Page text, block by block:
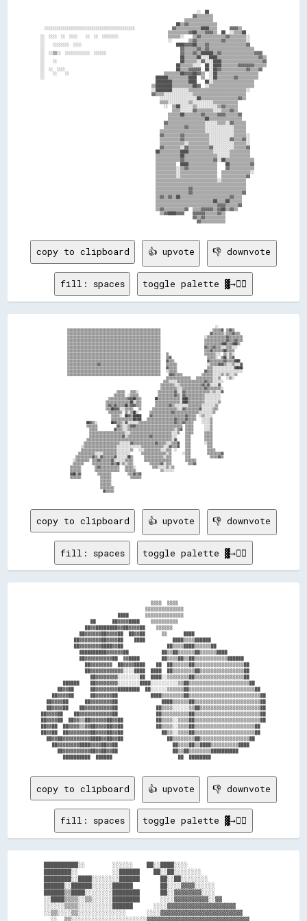
                                                                            ░░  ██
                                                                          ▓▓▒▒▒▒▒▒▒▒
                                                                      ▒▒▒▒▒▒▒▒▒▒▒▒▒▒
                                                                  ██▒▒▓▓▒▒▒▒▒▒▒▒▒▒▒▒▒▒
  ░░░░░░░░░░░░░░░░░░░░░░░░░░░░░░░░░░░░░░░░░░░░                  ▓▓▒▒▒▒▒▒▒▒▒▒▒▒████▒▒▒▒      ▓▓▓▓▒▒
                                                              ▒▒▒▒▒▒▒▒▒▒▓▓██▒▒▒▒▓▓▓▓▒▒  ██  ░░▒▒▒▒██
░░  ░░░░  ░░  ░░░░    ░░  ░░  ░░░░░░░░                        ▒▒▒▒▒▒░░    ▒▒▓▓▒▒▒▒▒▒▒▒▒▒▒▒▓▓▒▒▒▒▒▒▒▒░░
░░                                                            ░░        ▒▒▓▓▒▒▒▒▒▒▒▒▒▒▒▒▓▓▒▒▒▒▒▒▒▒▒▒░░
░░    ░░░░░░░░  ░░░░                                              ████▓▓▓▓██▒▒▒▒▓▓▒▒▒▒▒▒▒▒▒▒▒▒▒▒▒▒▒▒▓▓
░░                                                                  ▓▓▒▒▒▒▒▒▓▓▒▒▓▓▒▒▒▒▒▒▒▒▒▒▒▒▒▒▒▒▒▒▒▒▒▒
░░  ░░▒▒░░  ░░░░░░░░░░░░  ░░░░░░                                    ▓▓▒▒▒▒▓▓▒▒██████▒▒▓▓▒▒▒▒▒▒▒▒▒▒▒▒▒▒▒▒▓▓▓▓
░░                                                                  ██▒▒▒▒▒▒██░░░░████▒▒▒▒▒▒▒▒▒▒▒▒▒▒▒▒▒▒▒▒▓▓▒▒
░░    ░░                                                            ██▒▒▒▒▒▒░░▓▓░░░░████▒▒▒▒▒▒▒▒▒▒▒▒▒▒▒▒▒▒▒▒▓▓
░░                                                                ██▒▒▒▒▒▒░░░░  ██░░████▒▒▒▒▒▒▒▒▓▓▓▓▓▓▓▓▒▒▒▒▒▒
░░  ░░  ░░░░                                                      ██▒▒▒▒▓▓▓▓▓▓  ██░░██▓▓▒▒▒▒▒▒▒▒▒▒▒▒▓▓▒▒▒▒▓▓
░░    ░░    ░░                                              ▒▒▒▒▒▒▒▒██▓▓▓▓██▓▓▒▒  ░░██▒▒▒▒▒▒▒▒▒▒▒▒▒▒▒▒▒▒▒▒
░░                                                      ██████▒▒▒▒▒▒▒▒▒▒████  ▒▒  ░░██▒▒▒▒▒▒▒▒▓▓▒▒▒▒▒▒▒▒▒▒
                                                        ████████▒▒▒▒▒▒▒▒████    ██░░▒▒▒▒▒▒▒▒▒▒▒▒▒▒▒▒▒▒▒▒
                                                      ▒▒████████▒▒▒▒▒▒▒▒▒▒██▓▓  ░░▒▒▒▒▒▒▒▒▒▒▒▒▒▒▒▒▒▒▒▒▒▒
                                                      ░░████████░░░░░░░░▒▒▒▒▒▒▒▒▒▒▒▒▒▒▒▒▒▒▒▒▒▒▒▒▒▒▒▒░░
                                                      ▓▓▒▒▒▒░░░░░░░░░░░░░░▒▒▒▒▒▒▒▒▒▒▒▒▒▒▒▒▒▒▒▒▒▒▒▒▒▒
                                                          ░░░░░░░░░░░░░░░░░░██▒▒▒▒▒▒▒▒▒▒▒▒▒▒▒▒▒▒▓▓▒▒
                                                          ▒▒▒▒░░░░░░░░░░▒▒░░░░░░░░░░▒▒▒▒▒▒▒▒▒▒▒▒
                                                            ░░  ▒▒██░░░░░░▒▒░░░░░░░░░░▒▒▓▓▒▒▒▒▒▒
                                                                ▒▒▒▒░░░░░░▓▓▒▒▒▒▒▒▒▒░░░░▒▒▒▒▓▓▒▒
                                                              ▒▒▒▒▒▒██▒▒▒▒▒▒▒▒▓▓▒▒▒▒▒▒▓▓▓▓▒▒▒▒▒▒▓▓
                                                              ▒▒▒▒▒▒▒▒▒▒▒▒▒▒▒▒▒▒██▒▒▒▒▒▒▒▒▒▒▒▒▒▒▒▒
                                                            ▓▓▒▒▒▒▒▒▒▒▒▒▒▒▒▒▒▒▒▒░░░░░░▒▒▒▒░░▓▓▒▒▒▒▒▒
                                                            ▒▒▒▒▒▒▒▒▒▒▓▓▒▒▒▒▒▒▒▒░░░░░░░░░░░░░░▒▒▒▒▒▒
                                                          ▒▒▒▒▒▒▒▒▒▒▒▒▒▒▒▒▒▒▒▒▒▒░░░░░░░░░░░░░░▒▒▒▒▒▒
                                                          ▓▓▒▒▒▒▒▒▒▒▓▓▒▒▒▒▒▒▒▒▒▒▒▒░░░░░░░░░░░░▒▒▒▒▒▒░░
                                                          ▒▒▒▒▒▒▒▒▒▒▓▓▒▒▒▒▒▒▒▒▒▒▒▒░░░░░░░░░░▓▓▒▒▒▒▓▓░░
                                                          ▒▒▒▒▒▒▒▒▒▒▒▒░░▒▒▒▒▒▒▒▒▒▒░░░░░░░░░░░░▒▒▒▒▒▒░░
                                                          ▓▓▒▒▒▒▒▒▒▒░░▓▓▒▒▒▒▒▒▒▒▒▒▓▓░░░░░░░░░░▒▒▒▒▒▒▓▓
                                                        ██▒▒▒▒▒▒▒▒▒▒████▒▒▒▒▒▒▒▒▒▒▒▒░░░░░░░░▒▒▒▒▒▒▒▒▒▒
                                                        ▒▒▒▒▒▒▒▒▒▒▒▒██▒▒▒▒▒▒▒▒▒▒▒▒▒▒▒▒░░░░░░▒▒▒▒▒▒▒▒▒▒
                                                        ▒▒▒▒▒▒▒▒▒▒▒▒▓▓▒▒▒▒▒▒▒▒▒▒▒▒▒▒▓▓░░██▒▒▒▒▒▒▒▒▒▒▒▒▒▒
                                                        ▒▒▒▒▒▒▒▒▒▒  ████▒▒▒▒▒▒▒▒▒▒▒▒▒▒    ██▒▒▒▒▒▒▒▒▒▒▓▓
                                                        ▒▒▒▒▒▒▒▒▒▒░░▒▒▓▓▒▒▒▒▒▒▒▒▒▒▒▒▒▒    ▓▓▒▒▒▒▒▒▒▒▒▒▒▒
                                                        ▒▒▒▒▒▒▒▒▒▒░░▒▒▒▒▒▒▒▒▒▒▒▒▒▒▒▒▒▒  ▒▒▒▒▒▒▒▒▒▒▒▒▒▒░░
                                                        ▒▒▒▒▒▒▒▒▒▒░░▒▒▒▒▒▒▒▒▒▒▒▒▒▒▒▒▒▒  ▒▒▒▒▒▒▒▒▒▒▒▒▓▓
                                                        ▒▒▒▒▒▒▒▒▒▒▒▒▒▒▒▒▒▒▒▒▒▒▒▒▒▒▒▒▒▒░░▒▒▒▒▒▒▒▒▒▒▒▒
                                                        ▒▒▒▒▒▒▒▒▒▒▒▒▒▒▒▒▒▒▒▒▒▒▒▒▒▒▒▒▒▒▒▒▒▒▒▒▒▒▒▒▒▒▒▒
                                                        ▒▒▒▒▒▒▒▒▒▒▒▒▒▒▒▒▓▓▒▒▒▒▒▒▒▒▒▒▒▒▒▒▒▒▒▒▒▒▒▒▒▒▒▒
                                                        ▒▒▒▒▒▒▒▒▒▒▒▒▒▒▒▒▓▓▒▒▒▒▒▒▒▒▒▒▒▒▒▒▒▒▒▒▒▒▒▒▒▒▓▓
                                                        ▒▒▓▓▒▒▓▓▒▒██▒▒▒▒▒▒▒▒▒▒▒▒▒▒▒▒▒▒▒▒▒▒▒▒▓▓▒▒▒▒
                                                        ▒▒▒▒▒▒▒▒▒▒▒▒▒▒▒▒▒▒▒▒▒▒▒▒▒▒▒▒██▒▒▒▒██▒▒▒▒▒▒
                                                        ▒▒▒▒▒▒▒▒▒▒▒▒▒▒▒▒▒▒▒▒▒▒▒▒▒▒▒▒▒▒▓▓▓▓▒▒▒▒▒▒▓▓
                                                        ▒▒▓▓▒▒▒▒▒▒▒▒▒▒▓▓  ▒▒▒▒▓▓▓▓▓▓▒▒▓▓██▒▒▓▓▒▒
                                                          ▒▒▓▓████▓▓▓▓    ▓▓▓▓▓▓▒▒▒▒▒▒▓▓▒▒
                                                                          ▓▓▒▒▓▓▒▒▒▒▒▒▒▒▒▒
copy to clipboard 👍 upvote 👎 downvote
fill: spaces toggle palette ▓→✊🏽
  ▒▒▒▒▒▒▒▒▒▒▒▒▒▒▒▒▒▒▒▒▒▒▒▒▒▒▒▒▒▒▒▒▒▒▒▒▒▒▒▒▒▒▒▒▒▒▒▒▒▒▒▒▒▒▒▒▒▒▒▒▒▒▒▒▒▒▒▒                                      ▒▒▒▒▒▒▓▓  ▒▒▓▓▒▒
  ▒▒▒▒▒▒▒▒▒▒▒▒▒▒▒▒▒▒▒▒▒▒▒▒▒▒▒▒▒▒▒▒▒▒▒▒▒▒▒▒▒▒▒▒▒▒▒▒▒▒▒▒▒▒▒▒▒▒▒▒▒▒▒▒▒▒▒▒                                    ▓▓▒▒▒▒▒▒▒▒░░▒▒▒▒▓▓▒▒▒▒
  ▒▒▒▒▒▒▒▒▒▒▒▒▒▒▒▒▒▒▒▒▒▒▒▒▒▒▒▒▒▒▒▒▒▒▒▒▒▒▒▒▒▒▒▒▒▒▒▒▒▒▒▒▒▒▒▒▒▒▒▒▒▒▒▒▒▒▒▒                                ░░▒▒▒▒▒▒▒▒▒▒▒▒▒▒▓▓▒▒▒▒▒▒▒▒▒▒
  ▒▒▒▒▒▒▒▒▒▒▒▒▒▒▒▒▒▒▒▒▒▒▒▒▒▒▒▒▒▒▒▒▒▒▒▒▒▒▒▒▒▒▒▒▒▒▒▒▒▒▒▒▒▒▒▒▒▒▒▒▒▒▒▒▒▒▒▒                                ▒▒▒▒▒▒▒▒▒▒▒▒▒▒▒▒▓▓▒▒▒▒▓▓▒▒▒▒
  ▒▒▒▒▒▒▒▒▒▒▒▒▒▒▒▒▒▒▒▒▒▒▒▒▒▒▒▒▒▒▒▒▒▒▒▒▒▒▒▒▒▒▒▒▒▒▒▒▒▒▒▒▒▒▒▒▒▒▒▒▒▒▒▒▒▒▒▒                                ▒▒▒▒▒▒▒▒▒▒▒▒▓▓██▒▒▒▒▓▓██▒▒
  ▒▒▒▒▒▒▒▒▒▒▒▒▒▒▒▒▒▒▒▒▒▒▒▒▒▒▒▒▒▒▒▒▒▒▒▒▒▒▒▒▒▒▒▒▒▒▒▒▒▒▒▒▒▒▒▒▒▒▒▒▒▒▒▒▒▒▒▒                                ▓▓▒▒▒▒▓▓▒▒▒▒░░░░▒▒▒▒░░░░
  ▒▒▒▒▒▒▒▒▒▒▒▒▒▒▒▒▒▒▒▒▒▒▒▒▒▒▒▒▒▒▒▒▒▒▒▒▒▒▒▒▒▒▒▒▒▒▒▒▒▒▒▒▒▒▒▒▒▒▒▒▒▒▒▒▒▒▒▒                                ▒▒▒▒▓▓▒▒▒▒▒▒▒▒██▒▒▒▒▒▒
  ▒▒▒▒▒▒▒▒▒▒▒▒▒▒▒▒▒▒▒▒▒▒▒▒▒▒▒▒▒▒▒▒▒▒▒▒▒▒▒▒▒▒▒▒▒▒▒▒▒▒▒▒▒▒▒▒▒▒▒▒▒▒▒▒▒▒▒▒    ▒▒                          ▒▒▒▒▒▒▒▒░░░░  ▒▒░░▒▒░░
  ▒▒▒▒▒▒▒▒▒▒▒▒▒▒▒▒▒▒▒▒▒▒▒▒▒▒▒▒▒▒▒▒▒▒▒▒▒▒▒▒▒▒▒▒▒▒▒▒▒▒▒▒▒▒▒▒▒▒▒▒▒▒▒▒▒▒▒▒    ▒▒▓▓                          ▒▒▒▒▒▒░░  ▒▒██░░▒▒▓▓
  ▒▒▒▒▒▒▒▒▒▒▒▒▒▒▒▒▒▒▒▒▒▒▒▒▒▒▒▒▒▒▒▒▒▒▒▒▒▒▒▒▒▒▒▒▒▒▒▒▒▒▒▒▒▒▒▒▒▒▒▒▒▒▒▒▒▒▒▒    ▓▓▒▒▒▒                        ▓▓▒▒▒▒▒▒▒▒▒▒▓▓▒▒▒▒▒▒████
  ▒▒▒▒▒▒▒▒▒▒▒▒▒▒▒▒▒▒▒▒▒▒▓▓▒▒▒▒▒▒▒▒▒▒▒▒▒▒▒▒▒▒▒▒▒▒▒▒▒▒▒▒▒▒▒▒▒▒▒▒▒▒▒▒▒▒▒▒    ▒▒▒▒▒▒▒▒                      ░░▒▒▒▒▒▒▓▓▓▓▒▒░░░░▒▒░░░░▓▓
  ▒▒▒▒▒▒▒▒▒▒▒▒▒▒▒▒▒▒▒▒▒▒▒▒▒▒▒▒▒▒▒▒▒▒▒▒▒▒▒▒▒▒▒▒▒▒▒▒▒▒▒▒▒▒▒▒▒▒▒▒▒▒▒▒▒▒▒▒    ▓▓▒▒▒▒▒▒                      ▒▒▒▒░░░░░░░░░░░░░░░░██████
  ▒▒▒▒▒▒▒▒▒▒▒▒▒▒▒▒▒▒▒▒▒▒▒▒▒▒▒▒▒▒▒▒▒▒▒▒▒▒▒▒▒▒▒▒▒▒▒▒▒▒▒▒▒▒▒▒▒▒▒▒▒▒▒▒▒▒▒▒    ░░▒▒▒▒▒▒                    ▓▓▒▒▒▒░░░░░░░░░░░░░░░░░░░░░░
  ▒▒▒▒▒▒▒▒▒▒▒▒▒▒▒▒▒▒▒▒▒▒▒▒▒▒▒▒▒▒▒▒▒▒▒▒▒▒▒▒▒▒▒▒▒▒▒▒▒▒▒▒▒▒▒▒▒▒▒▒▒▒▒▒▒▒▒▒      ▓▓▓▓▒▒▒▒▒▒              ▒▒▒▒▒▒▒▒░░░░░░▒▒░░▒▒░░░░▒▒
                                                                          ▒▒▒▒▒▒▒▒▒▒▒▒▒▒▒▒▒▒    ▒▒▒▒▒▒▒▒▒▒▒▒░░░░▒▒    ░░▒▒░░
                                                                        ▒▒▒▒░░░░░░▒▒▒▒▒▒▒▒▒▒▒▒▒▒▒▒▒▒▒▒▓▓▒▒▒▒░░░░░░░░
                                                                      ▒▒▒▒▒▒▒▒▒▒░░░░▒▒▒▒▒▒▒▒▒▒▒▒▒▒▒▒▓▓▒▒▓▓░░░░░░▓▓
                                                                      ▒▒▒▒▒▒▒▒▒▒▒▒░░░░▒▒▒▒▒▒▒▒▒▒▒▒▒▒▒▒▓▓▒▒▒▒▒▒▒▒▒▒░░
                                      ▒▒▒▒▒▒    ▒▒▒▒░░              ▒▒▒▒▒▒▒▒▒▒▒▒▓▓░░░░▓▓▒▒▒▒▒▒▒▒▒▒▒▒▒▒▒▒▒▒░░▒▒░░░░▓▓
                                    ▒▒▒▒▒▒▒▒  ░░▒▒▒▒▒▒              ▒▒▒▒▒▒▒▒▒▒▒▒▓▓▒▒░░▓▓▒▒▒▒▒▒▒▒▒▒▒▒▒▒░░░░░░░░░░░░
                                ▒▒▒▒▒▒▒▒▒▒▒▒▒▒▓▓▓▓██▒▒▒▒          ██▒▒▒▒▒▒▒▒▒▒▒▒▒▒▒▒░░████▒▒▒▒▒▒▒▒▒▒▒▒░░░░░░░░░░░░
                              ▒▒▒▒▒▒▒▒▒▒▒▒▒▒▒▒▒▒██░░▒▒▒▒          ▒▒▒▒▒▒▒▒▒▒▒▒▒▒▒▒▒▒░░████▒▒▒▒▒▒▒▒▒▒▒▒░░░░░░░░░░▒▒
                              ▒▒▓▓▒▒▓▓▒▒▒▒▒▒██▒▒▓▓▓▓▒▒▒▒          ▒▒▒▒▒▒▒▒▒▒▓▓▒▒░░░░░░░░░░▒▒▒▒▒▒▒▒▒▒░░░░░░░░░░▒▒
                              ▒▒▒▒██▓▓▓▓░░░░▒▒▒▒▒▒    ▒▒        ▒▒▒▒▒▒▒▒▒▒▒▒▒▒▒▒▒▒░░░░▓▓▒▒▒▒▒▒▒▒▒▒▓▓░░░░░░░░▒▒▒▒
                                ▒▒▒▒▒▒▒▒▒▒  ▒▒░░▒▒██░░        ▒▒▒▒▒▒▒▒▒▒▒▒▒▒▒▒▓▓▒▒▒▒▒▒▒▒▒▒▒▒▒▒▒▒▒▒░░░░░░░░░░▒▒
                                  ▒▒▒▒▒▒░░  ██▓▓▒▒██████      ▓▓▒▒▒▒▒▒▒▒▒▒▒▒▒▒▒▒▒▒▒▒▒▒▒▒▓▓▒▒▒▒▒▒  ░░▒▒░░░░░░
                                  ▒▒▒▒▒▒▒▒▒▒▒▒▒▒▒▒██▓▓██    ▒▒▒▒▒▒▒▒▒▒▒▒▒▒▒▒▒▒▒▒▓▓▒▒▒▒▒▒▓▓▒▒▒▒▒▒    ░░░░░░▒▒
                ██▓▓▒▒░░          ██▓▓▒▒▒▒░░▓▓░░░░░░░░▒▒▒▒▒▒▒▒▒▒▒▒▒▒▒▒▒▒▒▒▒▒▒▒▒▒▓▓▒▒▒▒▓▓▒▒▒▒▒▒      ░░░░░░▒▒
                ▒▒▒▒▒▒▒▒              ▓▓▒▒░░░░▒▒▓▓▓▓▒▒▒▒▒▒▒▒▒▒▒▒▒▒▒▒▒▒▒▒▒▒▒▒▒▒▒▒▒▒▒▒▒▒  ▒▒▒▒▒▒        ░░░░▒▒
                  ▒▒▒▒▒▒            ▓▓▒▒▒▒░░░░▒▒▒▒▒▒▒▒▒▒▒▒▒▒▒▒▒▒▒▒▒▒▒▒▒▒▒▒▒▒▒▒▒▒░░▒▒▓▓  ▒▒▒▒▒▒        ░░░░▒▒
                  ▒▒▒▒▒▒▒▒▒▒▒▒▒▒▒▒▒▒▒▒▒▒▒▒▒▒░░░░▒▒▒▒▒▒▒▒▒▒▒▒▒▒▒▒▒▒▒▒▒▒▒▒▒▒▒▒▒▒░░░░▒▒    ▒▒▒▒▒▒        ▒▒▒▒▒▒
                  ▒▒▒▒▒▒▒▒▒▒▒▒▒▒▒▒▒▒▒▒▒▒▒▒▓▓░░▒▒▒▒▒▒▒▒▒▒▒▒▒▒▒▒▓▓▒▒▒▒▒▒▒▒▒▒▒▒▒▒░░░░      ▒▒▒▒          ▒▒▒▒▒▒
                ▒▒▒▒▒▒▒▒▒▒▒▒▒▒▒▒▒▒▒▒▒▒▒▒▒▒▒▒▒▒▒▒▒▒▒▒▒▒▒▒▒▒▒▒▒▒▒▒▒▒▒▒▒▒▒▒▒▒▒▒▒▒░░▓▓      ▒▒▒▒          ▒▒▒▒▒▒
              ▒▒▒▒▒▒▒▒▒▒▒▒▒▒▒▒▒▒▒▒▒▒▒▒▒▒░░░░░░░░▓▓▒▒▒▒▒▒▒▒▒▒▒▒▒▒▒▒▓▓▒▒▒▒▒▒░░░░▒▒▒▒▓▓    ▒▒▒▒          ░░▒▒▒▒
            ░░▒▒▒▒▒▒▒▒▒▒▒▒▒▒▒▒▒▒▒▒▒▒▒▒░░░░░░░░░░░░░░░░░░▒▒▒▒▒▒▒▒▒▒▒▒▒▒▒▒░░░░▓▓▒▒▒▒▓▓    ▒▒▒▒            ▒▒▒▒
            ▒▒▒▒▒▒▒▒▒▒▒▒▒▒▒▒▒▒▒▒▒▒▒▒▒▒░░░░░░░░░░▒▒    ░░░░▒▒▒▒▒▒▒▒▒▒▒▒░░░░▒▒▒▒  ░░      ▒▒▒▒            ▒▒▒▒▒▒
          ▒▒▒▒▒▒▒▒▒▒▒▒░░░░░░▒▒▒▒▒▒▒▒▒▒░░░░░░░░░░        ▒▒▒▒▒▒▒▒▒▒▒▒▒▒▒▒▒▒░░▒▒        ░░▒▒▒▒            ▒▒▒▒▒▒▒▒▒▒▓▓
        ▒▒▒▒▒▒▒▒▒▒▒▒▓▓▒▒░░▓▓▒▒▒▒▒▒▒▒▓▓░░░░░░░░██▒▒        ▒▒▒▒▒▒▒▒▒▒▒▒▒▒░░▒▒▒▒          ▒▒▒▒              ▒▒▒▒▒▒▓▓▒▒
      ░░▒▒▒▒▒▒▒▒▒▒  ▒▒▒▒▓▓▒▒▒▒▒▒▒▒▓▓░░░░░░░░▒▒▒▒▒▒        ▒▒▒▒▒▒▒▒▒▒▒▒▒▒▒▒▒▒▒▒          ▒▒▒▒▒▒▒▒
      ▒▒▒▒▒▒▒▒      ▒▒▒▒▒▒▒▒▒▒▒▒▒▒▓▓▒▒██░░▒▒░░▒▒▒▒            ▒▒▒▒▒▒▒▒▓▓░░▒▒▒▒            ▒▒▒▒▓▓
    ▒▒▒▒▒▒▒▒          ▒▒▓▓▒▒▒▒▒▒▒▒▒▒▒▒▒▒    ▒▒▒▒▒▒░░            ▒▒▒▒░░░░░░▒▒░░▒▒
    ▒▒▒▒▒▒▒▒          ▒▒▒▒▒▒▒▒▒▒▒▒▒▒▒▒▒▒    ▒▒▒▒▒▒▒▒                  ▒▒░░░░░░░░
    ▓▓██▒▒▓▓            ▒▒▒▒▒▒▒▒▒▒            ▒▒▒▒▓▓▒▒▓▓
    ▒▒▒▒▒▒▒▒              ▒▒▒▒▒▒▒▒              ▒▒▒▒▒▒▒▒
                          ▒▒▒▒▒▒▒▒
                          ▒▒▒▒▒▒▒▒
                          ▒▒▒▒▒▒▒▒▒▒
copy to clipboard 👍 upvote 👎 downvote
fill: spaces toggle palette ▓→✊🏽
                                        ▒▒▒▒  ▒▒▒▒
                                      ▒▒▒▒▒▒▒▒▒▒▒▒▒▒
                            ████      ▒▒▒▒▒▒▒▒▒▒▒▒▒▒
                  ██      ██▓▓▓▓████    ▒▒▒▒▒▒▒▒▒▒
                ██▓▓████████▓▓██▓▓▓▓██    ▒▒▒▒▒▒
              ██▓▓▓▓▓▓██▓▓▓▓██  ██▓▓██      ▒▒      ████
            ██▓▓▓▓▓▓▓▓██▓▓▓▓██    ████          ████▒▒▒▒██████
            ██▓▓▓▓▓▓▓▓████▓▓██                ██▒▒▒▒████▒▒▒▒▒▒██
              ██████████▓▓▓▓▓▓██            ██▒▒██▒▒▒▒▒▒██▒▒▒▒▒▒████
              ██▓▓▓▓▓▓▓▓▓▓██  ▓▓████        ██▒▒▒▒██▒▒██▒▒▒▒▒▒▒▒▒▒▒▒██████
                ██▓▓▓▓▓▓▓▓  ██▓▓▓▓████    ██  ██▒▒▒▒▒▒██▒▒▒▒▒▒▒▒▒▒▒▒▒▒▒▒▒▒██
                ██▓▓▓▓▓▓▓▓▓▓▓▓░░░░████  ████  ██▒▒▒▒▒▒▒▒██▒▒▒▒▒▒▒▒▒▒▒▒▒▒▒▒██
                  ██▓▓▓▓▓▓▓▓░░░░░░░░██  ████░░▒▒▒▒▒▒▒▒██▒▒▒▒▒▒▒▒▒▒▒▒▒▒▒▒▒▒██
        ██████    ██▓▓▓▓▓▓▓▓░░░░░░░░████░░░░░░░░░░▒▒██▒▒▒▒▒▒▒▒▒▒▒▒▒▒▒▒▒▒▒▒▒▒██
      ██▓▓██      ██▓▓▓▓▓▓▓▓████████  ██░░░░░░▒▒▒▒▒▒██▒▒▒▒▒▒▒▒▒▒▒▒▒▒▒▒▒▒▒▒▒▒▒▒██
    ██▓▓▓▓██      ██▓▓▓▓▓▓██            ████▒▒▒▒▒▒▒▒██▒▒▒▒▒▒▒▒▒▒▒▒▒▒▒▒▒▒▒▒▒▒▒▒▒▒██
  ██▓▓▓▓██      ██▓▓▓▓▓▓▓▓██                ████▒▒▒▒▒▒██▒▒▒▒▒▒▒▒▒▒▒▒▒▒▒▒▒▒▒▒▒▒▒▒██
  ██▓▓▓▓██    ██▓▓▓▓▓▓▓▓▓▓██              ██▒▒▒▒░░░░░░▒▒██▒▒▒▒▒▒▒▒▒▒▒▒▒▒▒▒▒▒▒▒▒▒██
██▓▓▓▓██    ██▓▓▓▓▓▓▓▓▓▓▓▓██              ██▒▒▒▒▒▒▒▒▒▒██▒▒▒▒▒▒▒▒▒▒▒▒▒▒▒▒▒▒▒▒▒▒▒▒██
██▓▓▓▓██  ██▓▓▒▒██▓▓▓▓▓▓██▓▓██            ██▒▒▒▒░░▒▒▒▒██▒▒▒▒▒▒▒▒▒▒▒▒▒▒▒▒▒▒▒▒▒▒▒▒██
██▓▓██  ██▓▓▓▓▒▒▓▓██▓▓▓▓██▓▓██            ██▒▒▒▒░░▒▒▒▒██▒▒▒▒▒▒▒▒▒▒▒▒▒▒▒▒▒▒▒▒▒▒██
██▓▓██  ██▓▓▓▓▓▓▓▓██▓▓▓▓██▓▓██              ██▒▒░░▒▒▒▒██▒▒▒▒▒▒▒▒▒▒▒▒▒▒▒▒▒▒▒▒▒▒██
  ██▓▓██▓▓▓▓▓▓▓▓▓▓████▓▓██▓▓██                ██▒▒▒▒▒▒▒▒██▒▒▒▒▒▒▒▒▒▒▒▒▒▒▒▒▒▒██
    ██▓▓▓▓▓▓▓▓████▓▓▓▓██▓▓██                    ██▒▒▒▒██▒▒████▒▒▒▒▒▒▒▒▒▒████
      ██▓▓▓▓▓▓▓▓▓▓██▓▓██▓▓██                    ██▒▒██▒▒▒▒▒▒▒▒██████████
copy to clipboard 👍 upvote 👎 downvote
fill: spaces toggle palette ▓→✊🏽
██████████░░        ░░░░░░    ██░░████░░░░
████████░░          ░░██████    ██░░██░░░░░░░░
████████░░████░░░░░░░░██████      ██░░██░░░░░░░░
██████░░██████░░░░░░██████        ██░░░░▓▓▓▓░░░░░░
██████▒▒████░░░░░░░░████████      ██░░▓▓▓▓▓▓▓▓░░░░
░░████▒▒▒▒░░▒▒░░░░░░████████      ░░░░▓▓▓▓▓▓▓▓▓▓░░▓▓
░░░░░░▒▒▒▒░░░░░░░░░░██████      ░░░░▓▓▓▓▓▓▓▓▓▓▓▓▓▓▓▓▓▓▓▓
░░▒▒░░░░▒▒░░░░░░░░░░░░░░      ░░░░▓▓▓▓▓▓▓▓▓▓▓▓▓▓▓▓▓▓▓▓▓▓▓▓
  ░░  ▒▒░░░░░░░░░░░░░░░░░░░░░░▓▓▓▓▓▓▓▓▓▓▓▓▓▓▓▓▓▓▓▓▓▓▓▓▓▓▓▓▓▓